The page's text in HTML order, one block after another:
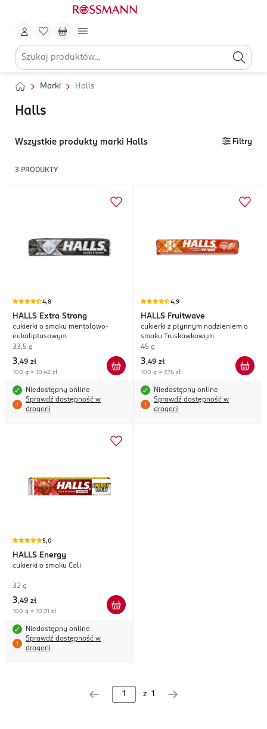
Marki Halls
Halls
Wszystkie produkty marki Halls Filtry
3 PRODUKTY
4,8
HALLS Extra Strong
cukierki o smaku mentolowo-
eukaliptusowym
33,5 g
3,49 zł
100 g = 10,42 zł
Niedostępny online
Sprawdź dostępność w
drogerii
4,9
HALLS Fruitwave
cukierki z płynnym nadzieniem o
smaku Truskawkowym
45 g
3,49 zł
100 g = 7,76 zł
Niedostępny online
Sprawdź dostępność w
drogerii
5,0
HALLS Energy
cukierki o smaku Coli
32 g
3,49 zł
100 g = 10,91 zł
Niedostępny online
Sprawdź dostępność w
drogerii
z 1